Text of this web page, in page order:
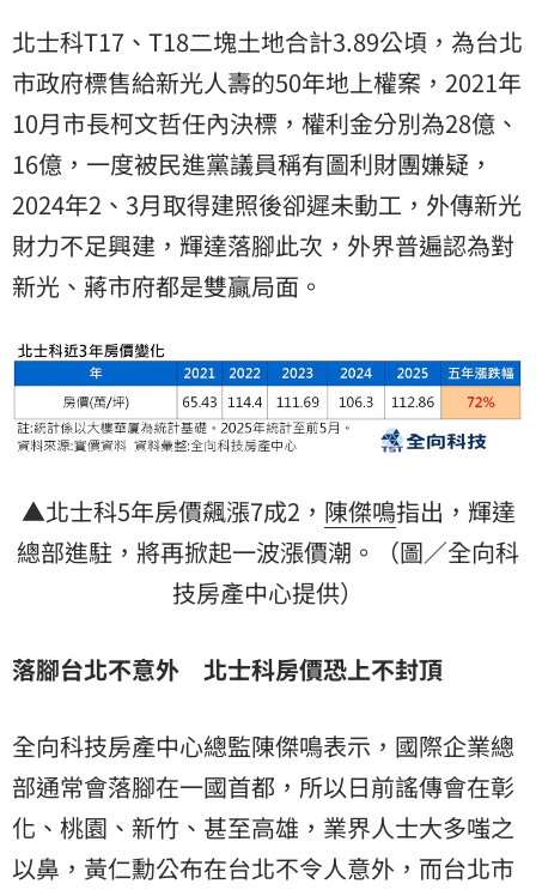
北士科T17、T18二塊土地合計3.89公頃，為台北
市政府標售給新光人壽的50年地上權案，2021年
10月市長柯文哲任內決標，權利金分別為28億、
16億，一度被民進黨議員稱有圖利財團嫌疑，
2024年2、3月取得建照後卻遲未動工，外傳新光
財力不足興建，輝達落腳此次，外界普遍認為對
新光、蔣市府都是雙贏局面。
▲北士科5年房價飆漲7成2， 陳傑鳴指出，輝達
總部進駐，將再掀起一波漲價潮。（圖／全向科
技房產中心提供）
落腳台北不意外 北士科房價恐上不封頂
全向科技房產中心總監陳傑鳴表示，國際企業總
部通常會落腳在一國首都，所以日前謠傳會在彰
化、桃園、新竹、甚至高雄，業界人士大多嗤之
以鼻，黃仁勳公布在台北不令人意外，而台北市